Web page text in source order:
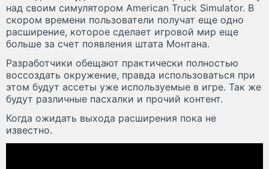
над своим симулятором American Truck Simulator. В
скором времени пользователи получат еще одно
расширение, которое сделает игровой мир еще
больше за счет появления штата Монтана.
Разработчики обещают практически полностью
воссоздать окружение, правда использоваться при
этом будут ассеты уже используемые в игре. Так же
будут различные пасхалки и прочий контент.
Когда ожидать выхода расширения пока не
известно.